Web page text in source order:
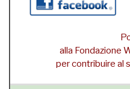
alla Fondazione
per contribuire al